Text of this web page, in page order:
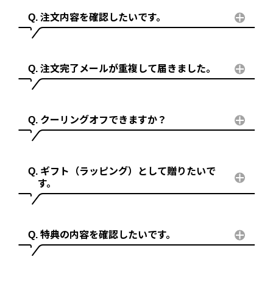
注文内容を確認したいです。
注文完了メールが重複して届きました。
クーリングオフできますか？
ギフト（ラッピング）として贈りたいで
す。
特典の内容を確認したいです。